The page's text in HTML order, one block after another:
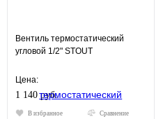
Вентиль термостатический
угловой 1/2" STOUT
Цена:
1 140 руб.
В избранное Сравнение